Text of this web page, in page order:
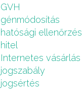
GVH
génmódosítás
hatósági ellenőrzés
hitel
Internetes vásárlás
jogszabály
jogsértés